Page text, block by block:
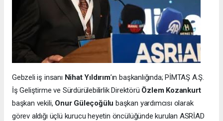
Gebzeli iş insanı Nihat Yıldırım’ın başkanlığında; PİMTAŞ A.Ş.
İş Geliştirme ve Sürdürülebilirlik Direktörü Özlem Kozankurt
başkan vekili, Onur Güleçoğülu başkan yardımcısı olarak
görev aldığı üçlü kurucu heyetin öncülüğünde kurulan ASRİAD